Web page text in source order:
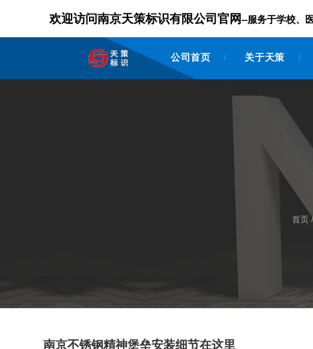
欢迎访问南京天策标识有限公司官网--服务于学校、
公司首页 / 关于天策 /
首页
南京不锈钢精神堡垒安装细节在这里